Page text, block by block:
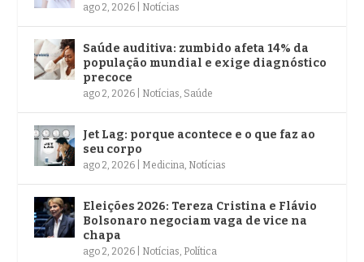
ago 2, 2026 Notícias
Saúde auditiva: zumbido afeta 14% da
população mundial e exige diagnóstico
precoce
ago 2, 2026 Notícias, Saúde
Jet Lag: porque acontece e o que faz ao
seu corpo
ago 2, 2026 Medicina, Notícias
Eleições 2026: Tereza Cristina e Flávio
Bolsonaro negociam vaga de vice na
chapa
ago 2, 2026 Notícias, Política